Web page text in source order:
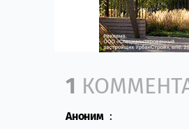
Comment
1
Аноним :